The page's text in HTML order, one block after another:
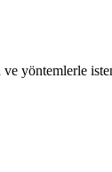
yöntemlerle